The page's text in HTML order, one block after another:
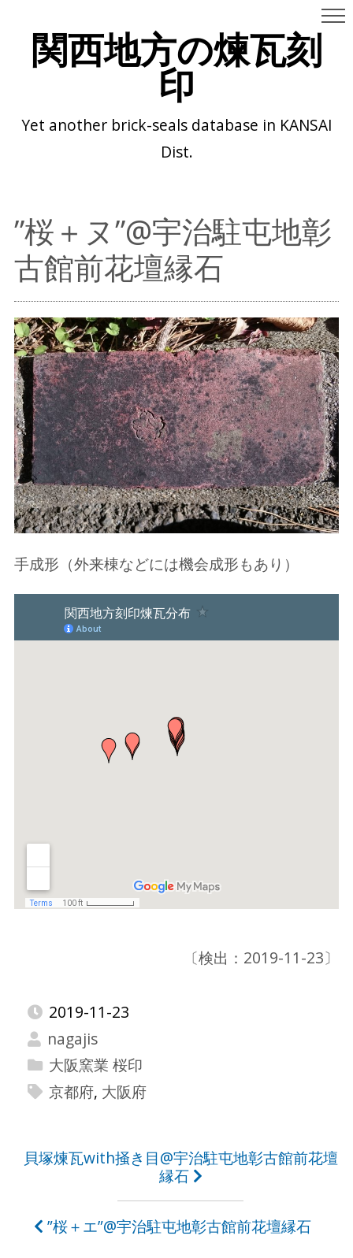
関西地方の煉瓦刻
印
Yet another brick-seals database in KANSAI
Dist.
”桜＋ヌ”@宇治駐屯地彰
古館前花壇縁石
手成形（外来棟などには機会成形もあり）
〔検出：2019-11-23〕
2019-11-23
nagajis
大阪窯業 桜印
京都府, 大阪府
投
ナ
貝塚煉瓦with掻き目@宇治駐屯地彰古館前花壇
縁石
”桜＋エ”@宇治駐屯地彰古館前花壇縁石